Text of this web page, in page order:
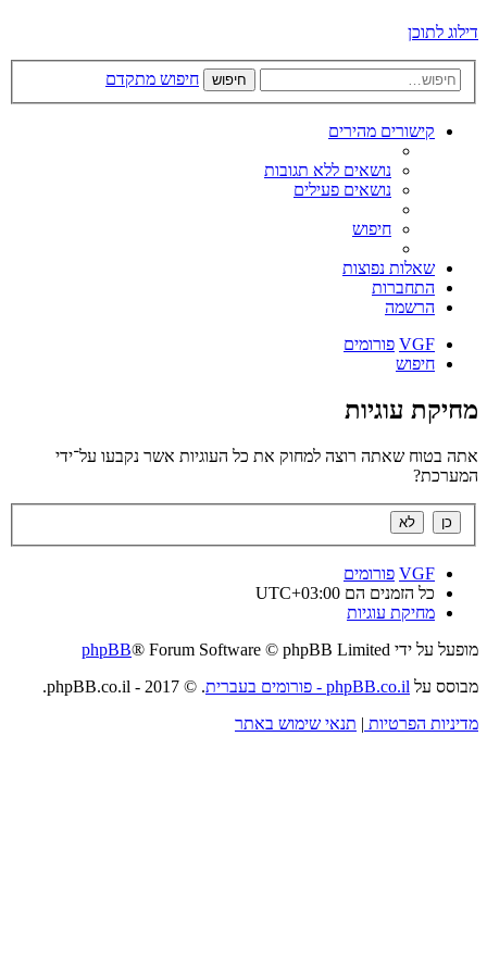
דילוג לתוכן
חיפוש חיפוש מתקדם
קישורים מהירים
נושאים ללא תגובות
נושאים פעילים
חיפוש
שאלות נפוצות
התחברות
הרשמה
VGF פורומים
חיפוש
מחיקת עוגיות
אתה בטוח שאתה רוצה למחוק את כל העוגיות אשר נקבעו על־ידי
המערכת?
VGF פורומים
כל הזמנים הם UTC+03:00
מחיקת עוגיות
מופעל על ידי
phpBB® Forum Software © phpBB Limited
מבוסס על phpBB.co.il - פורומים בעברית
. © 2017 - phpBB.co.il.
מדיניות הפרטיות | תנאי שימוש באתר